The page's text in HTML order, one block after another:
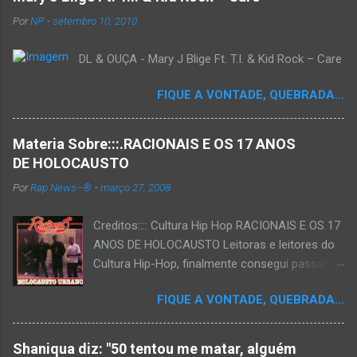
PorNP -setembro 10, 2010
DL & OUÇA - Mary J Blige Ft. T.I. & Kid Rock – Care
FIQUE A VONTADE, QUEBRADA...
Materia Sobre:::.RACIONAIS E OS 17 ANOS
DE HOLOCAUSTO
PorRap News--® -março 27, 2008
Creditos:::: Cultura Hip Hop RACIONAIS E OS 17
ANOS DE HOLOCAUSTO Leitoras e leitores do
Cultura Hip-Hop, finalmente consegui passar
que há muito tempo vinha maturando: uma
espécie de "ensaio-tributo" ao disco mais
importante do rap brasileiro, que completará 17
FIQUE A VONTADE, QUEBRADA...
Shaniqua diz: "50 tentou me matar, alguém